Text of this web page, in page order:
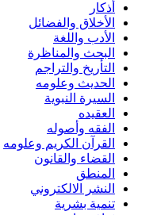
أذكار
الأخلاق والفضائل
الأدب واللغة
البحث والمناظرة
التأريخ والتراجم
الحديث وعلومه
السيرة النبوية
العقيده
الفقه وأصوله
القرآن الكريم وعلومه
القضاء والقانون
المنطق
النشر الالكتروني
تنمية بشرية